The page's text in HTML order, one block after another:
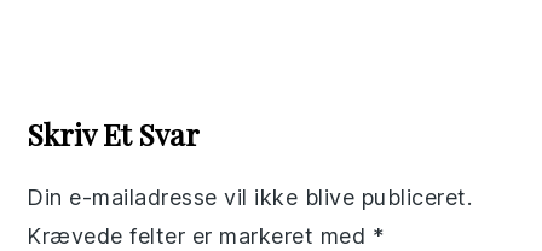
Interactions
Skriv Et Svar
Din e-mailadresse vil ikke blive publiceret.
Krævede felter er markeret med *